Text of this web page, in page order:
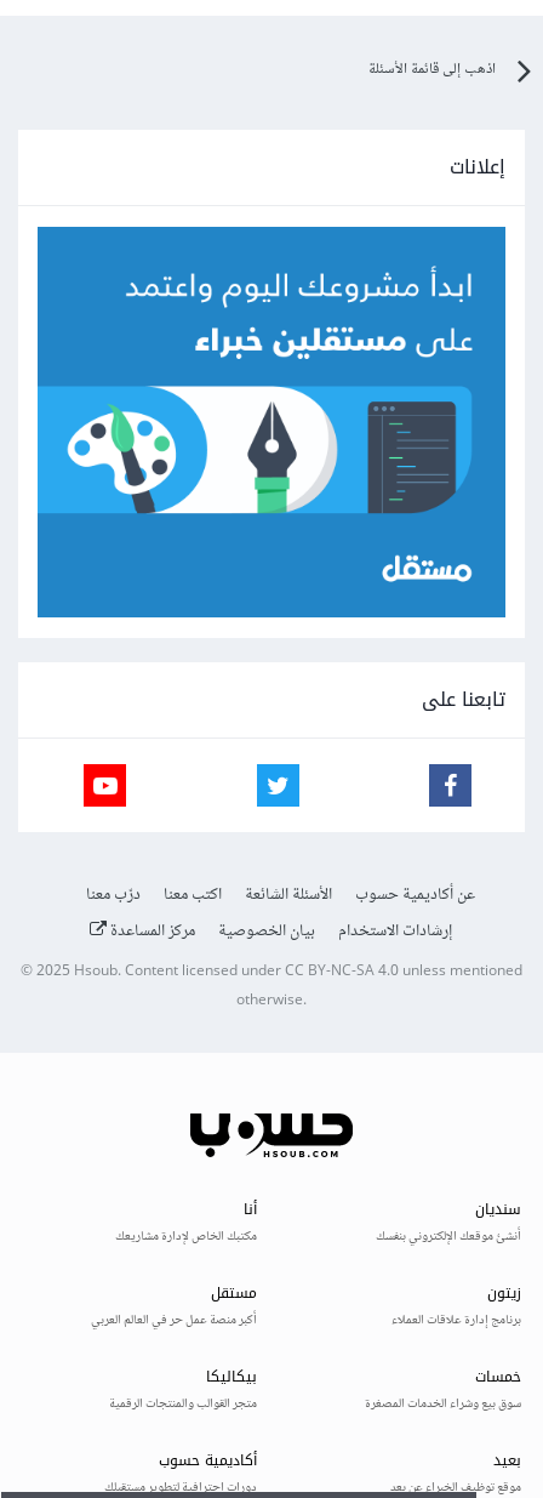
اذهب إلى قائمة الأسئلة
إعلانات
تابعنا على
عن أكاديمية حسوب الأسئلة الشائعة اكتب معنا
درّب معنا
إرشادات الاستخدام
بيان الخصوصية مركز المساعدة
© 2025Hsoub.Content licensed underCC BY-NC-SA 4.0unless mentioned
otherwise.